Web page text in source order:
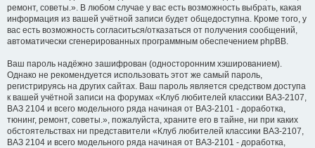
ремонт, советы.». В любом случае у вас есть возможность выбрать, какая
информация из вашей учётной записи будет общедоступна. Кроме того, у
вас есть возможность согласиться/отказаться от получения сообщений,
автоматически сгенерированных программным обеспечением phpBB.
Ваш пароль надёжно зашифрован (односторонним хэшированием).
Однако не рекомендуется использовать этот же самый пароль,
регистрируясь на других сайтах. Ваш пароль является средством доступа
к вашей учётной записи на форумах «Клуб любителей классики ВАЗ-2107,
ВАЗ 2104 и всего модельного ряда начиная от ВАЗ-2101 - доработка,
тюнинг, ремонт, советы.», пожалуйста, храните его в тайне, ни при каких
обстоятельствах ни представители «Клуб любителей классики ВАЗ-2107,
ВАЗ 2104 и всего модельного ряда начиная от ВАЗ-2101 - доработка,